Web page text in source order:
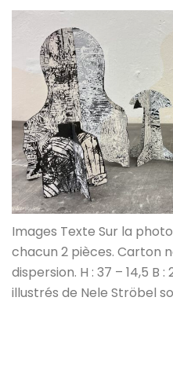
Images Texte Sur la
chacun 2 pièces. Carton
dispersion. H : 37 – 14,5 B :
illustrés de Nele Ströbel